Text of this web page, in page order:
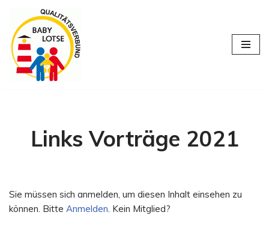
Zum
Inhalt
springen
Links Vorträge 2021
Sie müssen sich anmelden, um diesen Inhalt einsehen zu
können. Bitte Anmelden. Kein Mitglied?